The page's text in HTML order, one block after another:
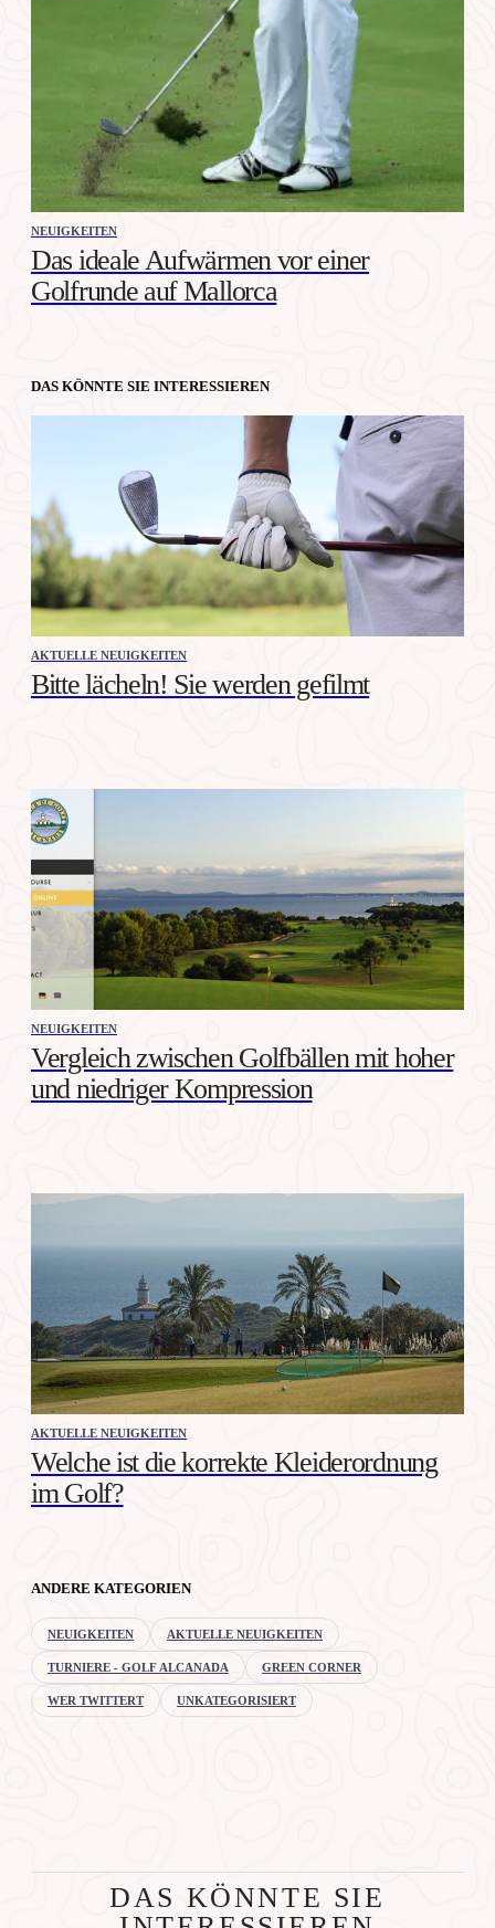
NEUIGKEITEN
Das ideale Aufwärmen vor einer
Golfrunde auf Mallorca
DAS KÖNNTE SIE INTERESSIEREN
AKTUELLE NEUIGKEITEN
Bitte lächeln! Sie werden gefilmt
NEUIGKEITEN
Vergleich zwischen Golfbällen mit hoher
und niedriger Kompression
AKTUELLE NEUIGKEITEN
Welche ist die korrekte Kleiderordnung
im Golf?
ANDERE KATEGORIEN
NEUIGKEITEN AKTUELLE NEUIGKEITEN
TURNIERE - GOLF ALCANADA GREEN CORNER
WER TWITTERT UNKATEGORISIERT
DAS KÖNNTE SIE